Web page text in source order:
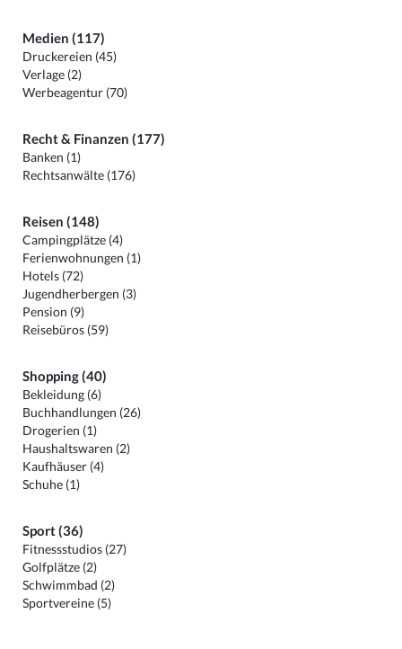
Medien (117)
Druckereien (45)
Verlage (2)
Werbeagentur (70)
Recht & Finanzen (177)
Banken (1)
Rechtsanwälte (176)
Reisen (148)
Campingplätze (4)
Ferienwohnungen (1)
Hotels (72)
Jugendherbergen (3)
Pension (9)
Reisebüros (59)
Shopping (40)
Bekleidung (6)
Buchhandlungen (26)
Drogerien (1)
Haushaltswaren (2)
Kaufhäuser (4)
Schuhe (1)
Sport (36)
Fitnessstudios (27)
Golfplätze (2)
Schwimmbad (2)
Sportvereine (5)